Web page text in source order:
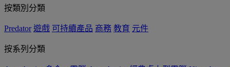
按類別分類
Predator 遊戲 可持續產品 商務 教育 元件
按系列分類